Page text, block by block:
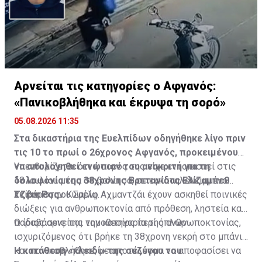
Αρνείται τις κατηγορίες ο Αφγανός:
«Πανικοβλήθηκα και έκρυψα τη σορό»
05.08.2026 11:35
Στα δικαστήρια της Ευελπίδων οδηγήθηκε λίγο πριν
τις 10 το πρωί ο 26χρονος Αφγανός, προκειμένου
να απολογηθεί ενώπιον του ανακριτή για τη
δολοφονία της 38χρονης Βρετανίδας Ελίζαμπεθ
Τζέιν Ρος.
Υπενθυμίζεται ότι η σορός της είχε εντοπιστεί στις
18 Ιουλίου μέσα σε βαλίτσα, σε εγκαταλελειμμένο
κτίριο στην Κυψέλη.
Σε βάρος του Σαρίφ Αχμαντζάι έχουν ασκηθεί ποινικές
διώξεις για ανθρωποκτονία από πρόθεση, ληστεία και
παραβάσεις της νομοθεσίας περί όπλων.
Ο ίδιος αρνείται την κατηγορία της ανθρωποκτονίας,
ισχυριζόμενος ότι βρήκε τη 38χρονη νεκρή στο μπάνιο
και πανικοβλήθηκε, με αποτέλεσμα να αποφασίσει να
Η κατάθεση «κλειδί» της συζύγου του